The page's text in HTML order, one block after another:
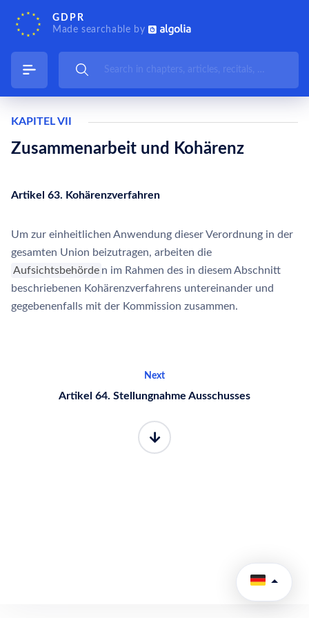
GDPR
Made searchable by
KAPITEL VII
Zusammenarbeit und Kohärenz
Artikel 63. Kohärenzverfahren
Um zur einheitlichen Anwendung dieser Verordnung in der
gesamten Union beizutragen, arbeiten die
Aufsichtsbehörde n im Rahmen des in diesem Abschnitt
beschriebenen Kohärenzverfahrens untereinander und
gegebenenfalls mit der Kommission zusammen.
Next
Artikel 64. Stellungnahme Ausschusses